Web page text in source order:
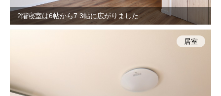
2階寝室は6帖から7.3帖に広がりました
居室